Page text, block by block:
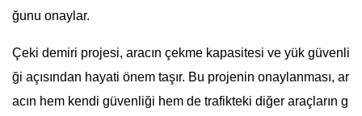
ğunu onaylar.
Çeki demiri projesi, aracın çekme kapasitesi ve yük güvenli
ği açısından hayati önem taşır. Bu projenin onaylanması, ar
acın hem kendi güvenliği hem de trafikteki diğer araçların g